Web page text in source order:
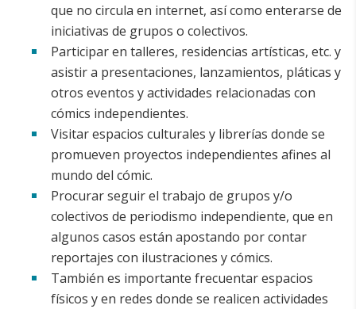
que no circula en internet, así como enterarse de
iniciativas de grupos o colectivos.
Participar en talleres, residencias artísticas, etc. y
asistir a presentaciones, lanzamientos, pláticas y
otros eventos y actividades relacionadas con
cómics independientes.
Visitar espacios culturales y librerías donde se
promueven proyectos independientes afines al
mundo del cómic.
Procurar seguir el trabajo de grupos y/o
colectivos de periodismo independiente, que en
algunos casos están apostando por contar
reportajes con ilustraciones y cómics.
También es importante frecuentar espacios
físicos y en redes donde se realicen actividades